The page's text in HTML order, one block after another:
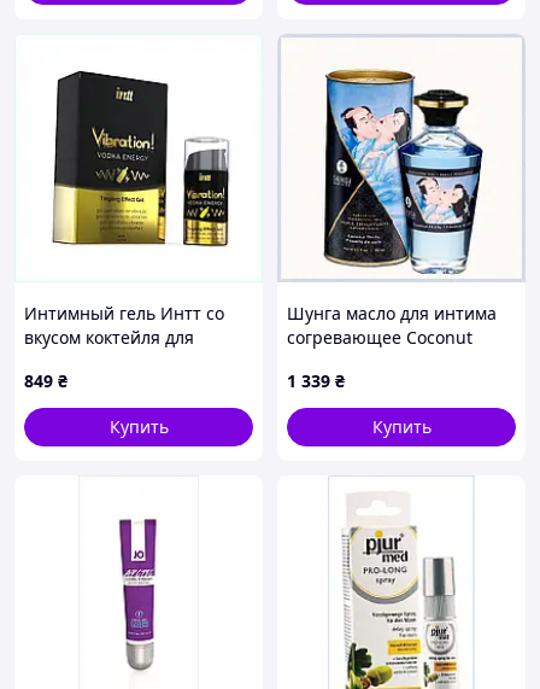
Интимный гель Интт со
вкусом коктейля для
1HC3458E67
849 ₴
Купить
Шунга масло для интима
согревающее Coconut
1 339 ₴
Купить